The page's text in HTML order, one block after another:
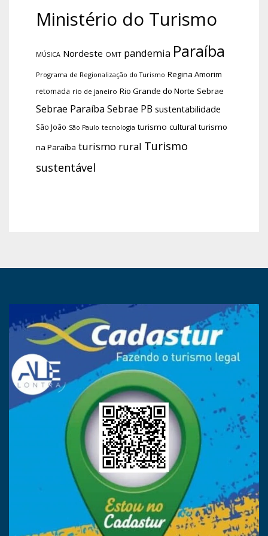
Ministério do Turismo
MÚSICA Nordeste OMT pandemia Paraíba
Programa de Regionalização do Turismo Regina Amorim
retomada rio de janeiro Rio Grande do Norte Sebrae
Sebrae Paraíba Sebrae PB sustentabilidade
São João São Paulo tecnologia turismo cultural turismo
na Paraíba turismo rural Turismo
sustentável